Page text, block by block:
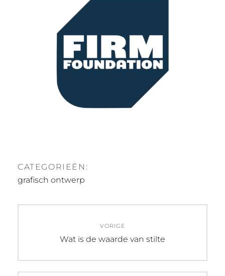
CATEGORIEËN:
grafisch ontwerp
VORIGE
Wat is de waarde van stilte